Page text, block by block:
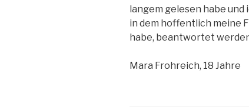
langem gelesen habe
in dem hoffentlich meine
habe, beantwortet
Mara Frohreich, 18 Jahre